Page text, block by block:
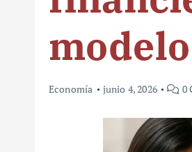
Economía junio 4, 2026 0